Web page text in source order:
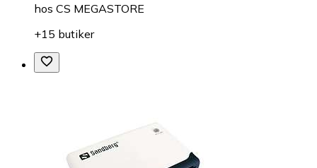
hos CS MEGASTORE
+15 butiker